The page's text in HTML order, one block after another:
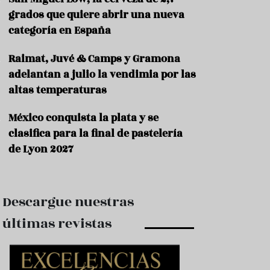
s
r
a
n
F
n
grados que quiere abrir una nueva
categoría en España
Raimat, Juvé & Camps y Gramona
adelantan a julio la vendimia por las
altas temperaturas
México conquista la plata y se
clasifica para la final de pastelería
de Lyon 2027
Descargue nuestras
últimas revistas